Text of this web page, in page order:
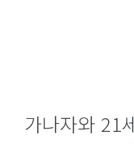
가나자와 21